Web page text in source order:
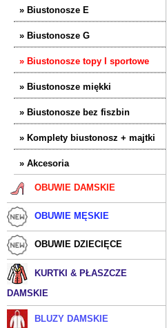
» Biustonosze E
» Biustonosze G
» Biustonosze topy I sportowe
» Biustonosze miękki
» Biustonosze bez fiszbin
» Komplety biustonosz + majtki
» Akcesoria
OBUWIE DAMSKIE
OBUWIE MĘSKIE
OBUWIE DZIECIĘCE
KURTKI & PŁASZCZE
DAMSKIE
BLUZY DAMSKIE